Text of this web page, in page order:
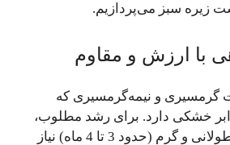
زیره سبز می‌پردازیم.
با ارزش و مقاوم
گرمسیری و نیمه‌گرمسیری که
خشکی دارد. برای رشد مطلوب،
به یک دوره تابستان طولانی و گرم (حدود 3 تا 4 ماه) نیاز